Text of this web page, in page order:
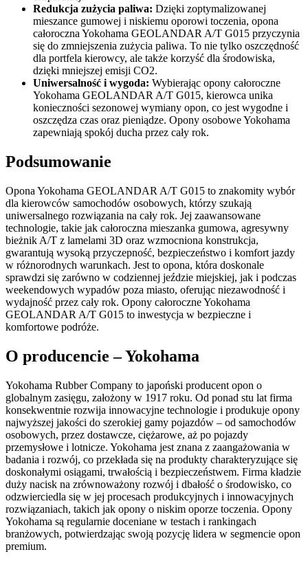
Redukcja zużycia paliwa: Dzięki zoptymalizowanej
mieszance gumowej i niskiemu oporowi toczenia, opona
całoroczna Yokohama GEOLANDAR A/T G015 przyczynia
się do zmniejszenia zużycia paliwa. To nie tylko oszczędność
dla portfela kierowcy, ale także korzyść dla środowiska,
dzięki mniejszej emisji CO2.
Uniwersalność i wygoda: Wybierając opony całoroczne
Yokohama GEOLANDAR A/T G015, kierowca unika
konieczności sezonowej wymiany opon, co jest wygodne i
oszczędza czas oraz pieniądze. Opony osobowe Yokohama
zapewniają spokój ducha przez cały rok.
Podsumowanie
Opona Yokohama GEOLANDAR A/T G015 to znakomity wybór
dla kierowców samochodów osobowych, którzy szukają
uniwersalnego rozwiązania na cały rok. Jej zaawansowane
technologie, takie jak całoroczna mieszanka gumowa, agresywny
bieżnik A/T z lamelami 3D oraz wzmocniona konstrukcja,
gwarantują wysoką przyczepność, bezpieczeństwo i komfort jazdy
w różnorodnych warunkach. Jest to opona, która doskonale
sprawdzi się zarówno w codziennej jeździe miejskiej, jak i podczas
weekendowych wypadów poza miasto, oferując niezawodność i
wydajność przez cały rok. Opony całoroczne Yokohama
GEOLANDAR A/T G015 to inwestycja w bezpieczne i
komfortowe podróże.
O producencie – Yokohama
Yokohama Rubber Company to japoński producent opon o
globalnym zasięgu, założony w 1917 roku. Od ponad stu lat firma
konsekwentnie rozwija innowacyjne technologie i produkuje opony
najwyższej jakości do szerokiej gamy pojazdów – od samochodów
osobowych, przez dostawcze, ciężarowe, aż po pojazdy
przemysłowe i lotnicze. Yokohama jest znana z zaangażowania w
badania i rozwój, co przekłada się na produkty charakteryzujące się
doskonałymi osiągami, trwałością i bezpieczeństwem. Firma kładzie
duży nacisk na zrównoważony rozwój i dbałość o środowisko, co
odzwierciedla się w jej procesach produkcyjnych i innowacyjnych
rozwiązaniach, takich jak opony o niskim oporze toczenia. Opony
Yokohama są regularnie doceniane w testach i rankingach
branżowych, potwierdzając swoją pozycję lidera w segmencie opon
premium.